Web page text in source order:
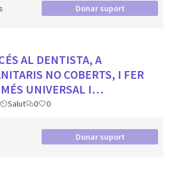
Donar suport
AL DENTISTA, A
NO COBERTS, I FER
UNIVERSAL I
Salut 0 0
Donar suport